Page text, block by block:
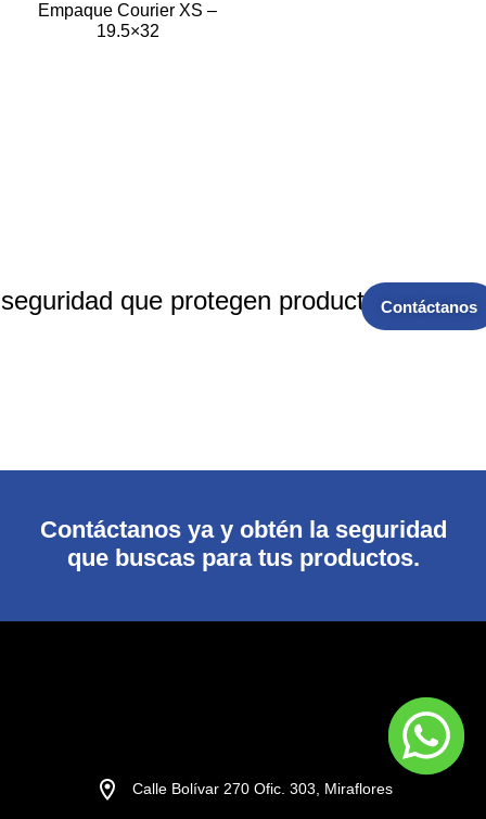
Empaque Courier XS –
19.5×32
que protegen productos,Contáctanos
Contáctanos ya y obtén la seguridad
que buscas para tus productos.
Calle Bolívar 270 Ofic. 303, Miraflores